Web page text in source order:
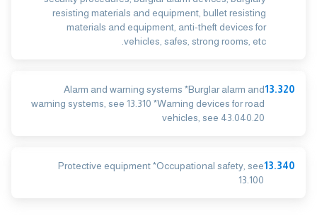
resisting materials and equipment, bullet resisting
materials and equipment, anti-theft devices for
vehicles, safes, strong rooms, etc.
13.320
Alarm and warning systems *Burglar alarm and
warning systems, see 13.310 *Warning devices for road
vehicles, see 43.040.20
13.340
Protective equipment *Occupational safety, see
13.100